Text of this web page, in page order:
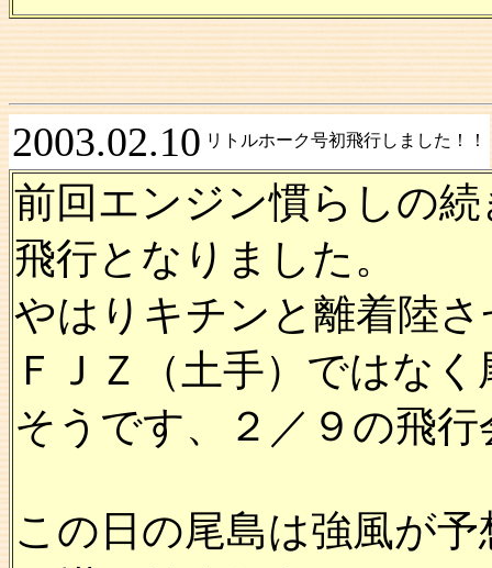
2003.02.10 リトルホーク号初飛行しました！！
前回エンジン慣らしの
飛行となりました。
やはりキチンと離着陸
ＦＪＺ（土手）ではな
そうです、２／９の飛
この日の尾島は強風が